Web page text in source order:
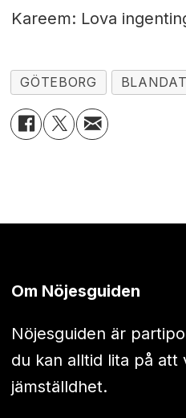
Kareem: Lova
GÖTEBORG BLANDAT
Om Nöjesguiden
Nöjesguiden är
du kan alltid lita på att
jämställdhet.